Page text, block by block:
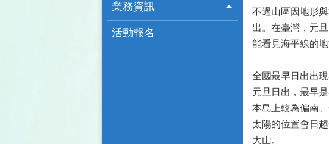
業務資訊
活動報名
不過山區因地形
出。在臺灣，元
能看見海平線的
全國最早日出出
元旦日出，最早
本島上較為偏南
太陽的位置會日
大山。